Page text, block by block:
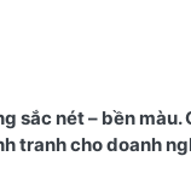
sắc nét – bền màu.
tranh cho doanh